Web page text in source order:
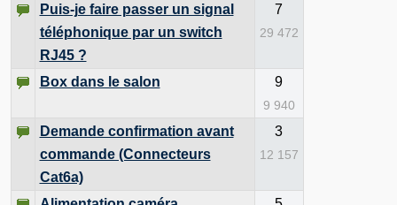
Puis-je faire passer un signal
téléphonique par un switch
RJ45 ?
7
29 472
Box dans le salon 9
9 940
Demande confirmation avant
commande (Connecteurs
Cat6a)
3
12 157